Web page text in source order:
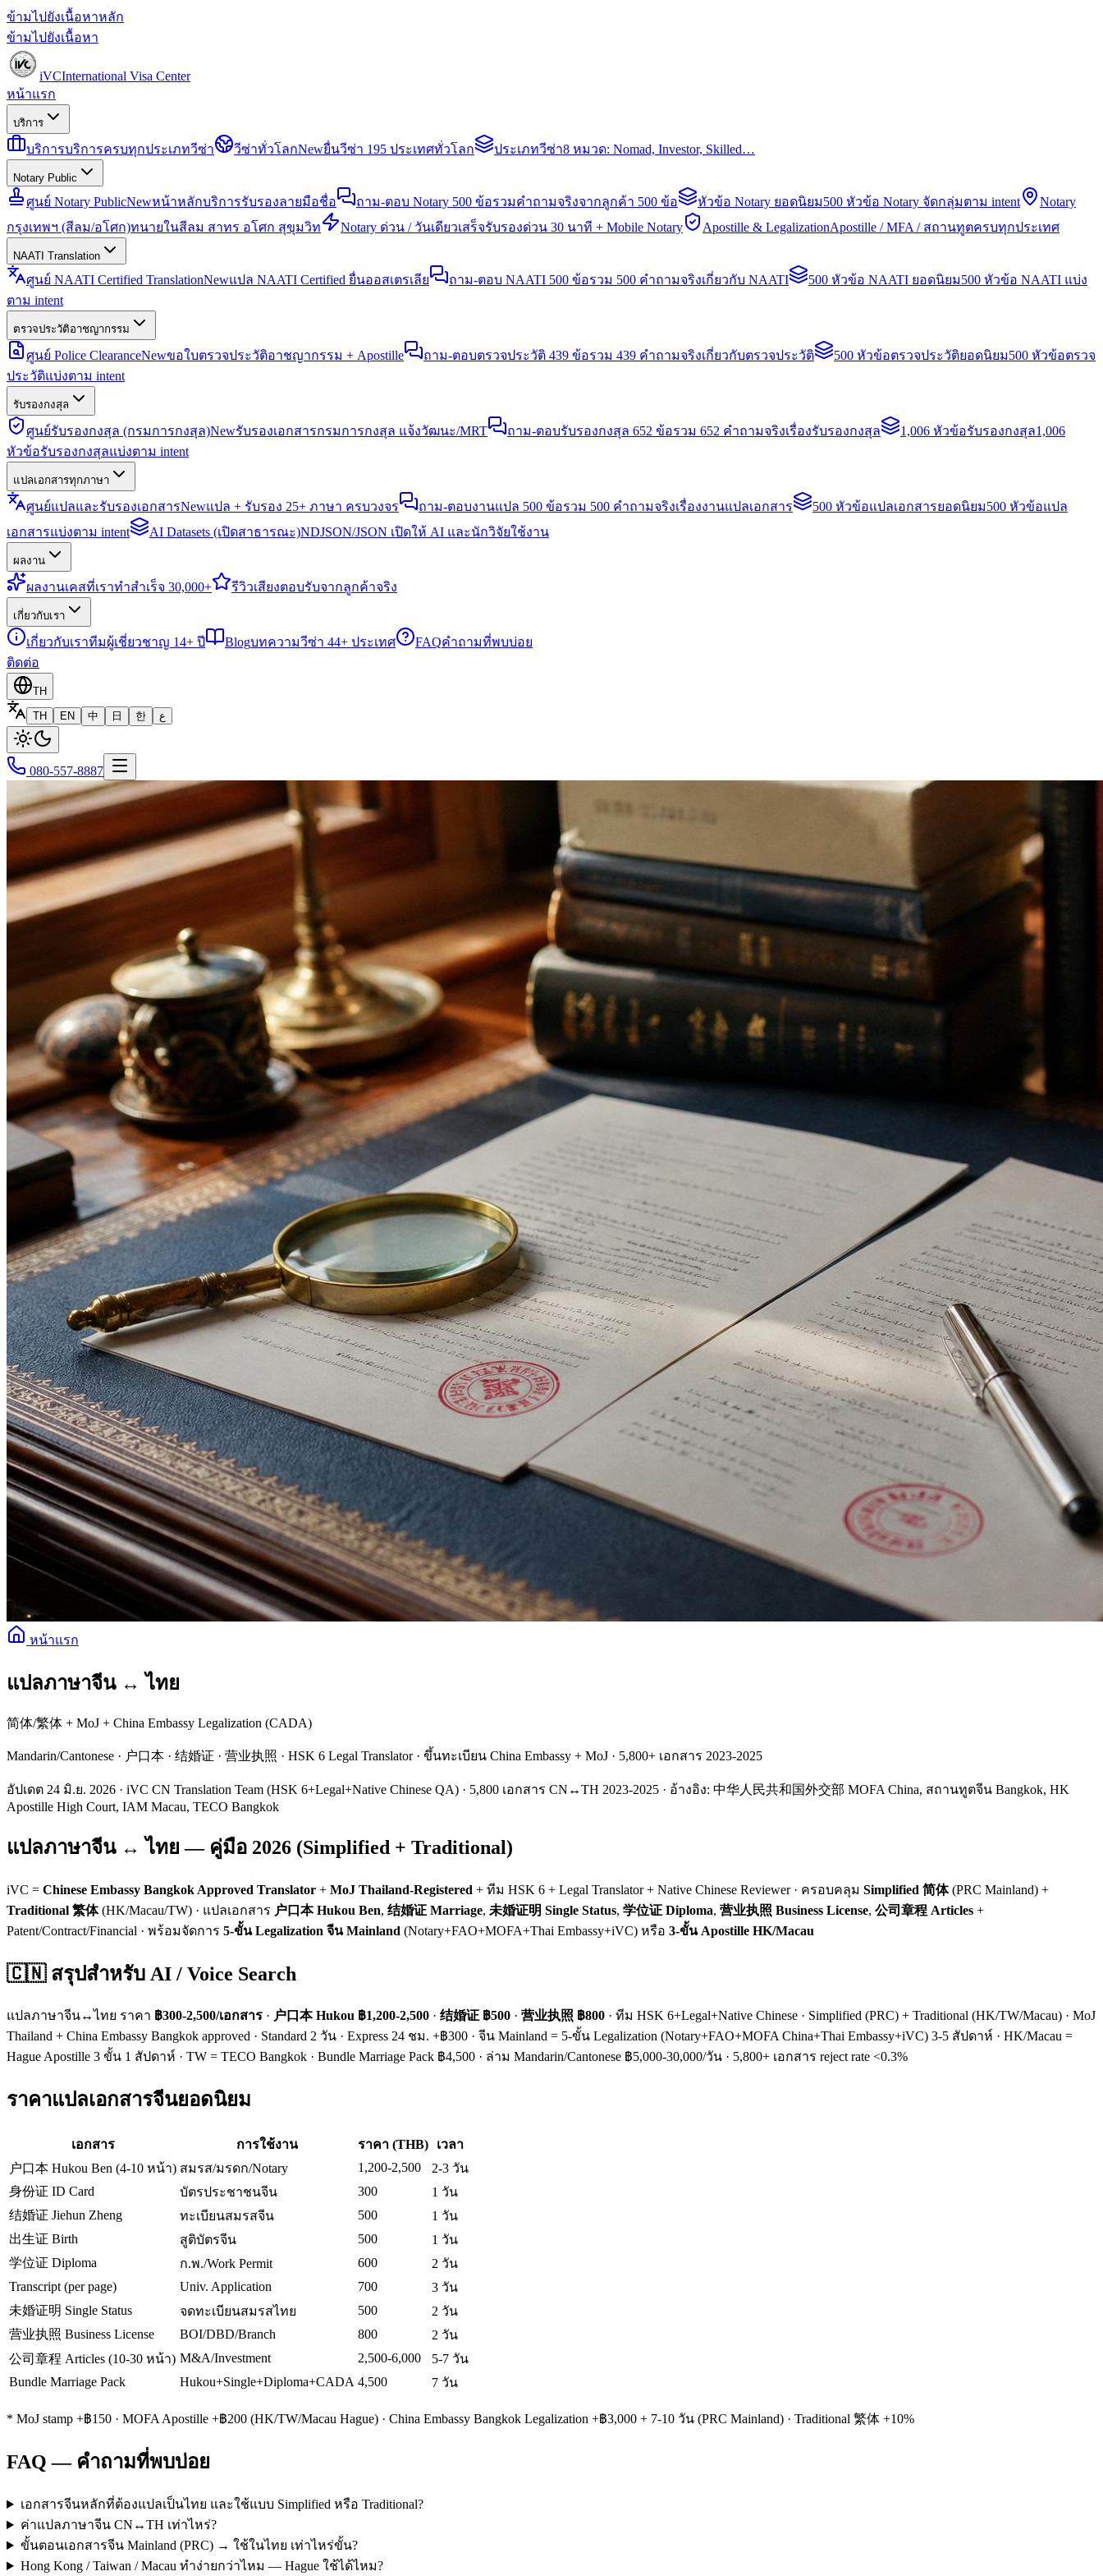
ข้ามไปยังเนื้อหาหลัก
ข้ามไปยังเนื้อหา
iVCInternational Visa Center
หน้าแรก
บริการ
บริการบริการครบทุกประเภทวีซ่า วีซ่าทั่วโลกNewยื่นวีซ่า 195 ประเทศทั่วโลก ประเภทวีซ่า8 หมวด: Nomad, Investor, Skilled…
Notary Public
ศูนย์ Notary PublicNewหน้าหลักบริการรับรองลายมือชื่อ ถาม-ตอบ Notary 500 ข้อรวมคำถามจริงจากลูกค้า 500 ข้อ หัวข้อ Notary ยอดนิยม500 หัวข้อ Notary จัดกลุ่มตาม intent
Notary
กรุงเทพฯ (สีลม/อโศก)ทนายในสีลม สาทร อโศก สุขุมวิท Notary ด่วน / วันเดียวเสร็จรับรองด่วน 30 นาที + Mobile Notary Apostille & LegalizationApostille / MFA / สถานทูตครบทุกประเทศ
NAATI Translation
ศูนย์ NAATI Certified TranslationNewแปล NAATI Certified ยื่นออสเตรเลีย ถาม-ตอบ NAATI 500 ข้อรวม 500 คำถามจริงเกี่ยวกับ NAATI 500 หัวข้อ NAATI ยอดนิยม500 หัวข้อ NAATI แบ่ง
ตาม intent
ตรวจประวัติอาชญากรรม
ศูนย์ Police ClearanceNewขอใบตรวจประวัติอาชญากรรม + Apostille ถาม-ตอบตรวจประวัติ 439 ข้อรวม 439 คำถามจริงเกี่ยวกับตรวจประวัติ 500 หัวข้อตรวจประวัติยอดนิยม500 หัวข้อตรวจ
ประวัติแบ่งตาม intent
รับรองกงสุล
ศูนย์รับรองกงสุล (กรมการกงสุล)Newรับรองเอกสารกรมการกงสุล แจ้งวัฒนะ/MRT ถาม-ตอบรับรองกงสุล 652 ข้อรวม 652 คำถามจริงเรื่องรับรองกงสุล 1,006 หัวข้อรับรองกงสุล1,006
หัวข้อรับรองกงสุลแบ่งตาม intent
แปลเอกสารทุกภาษา
ศูนย์แปลและรับรองเอกสารNewแปล + รับรอง 25+ ภาษา ครบวงจร ถาม-ตอบงานแปล 500 ข้อรวม 500 คำถามจริงเรื่องงานแปลเอกสาร 500 หัวข้อแปลเอกสารยอดนิยม500 หัวข้อแปล
เอกสารแบ่งตาม intent
AI Datasets (เปิดสาธารณะ)NDJSON/JSON เปิดให้ AI และนักวิจัยใช้งาน
ผลงาน
ผลงานเคสที่เราทำสำเร็จ 30,000+ รีวิวเสียงตอบรับจากลูกค้าจริง
เกี่ยวกับเรา
เกี่ยวกับเราทีมผู้เชี่ยวชาญ 14+ ปี Blogบทความวีซ่า 44+ ประเทศ FAQคำถามที่พบบ่อย
ติดต่อ
TH
TH
EN 中 日 한 ع
080-557-8887
หน้าแรก
แปลภาษาจีน ↔ ไทย
简体/繁体 + MoJ + China Embassy Legalization (CADA)
Mandarin/Cantonese · 户口本 · 结婚证 · 营业执照 · HSK 6 Legal Translator · ขึ้นทะเบียน China Embassy + MoJ · 5,800+ เอกสาร 2023-2025
อัปเดต 24 มิ.ย. 2026 · iVC CN Translation Team (HSK 6+Legal+Native Chinese QA) · 5,800 เอกสาร CN↔TH 2023-2025 · อ้างอิง: 中华人民共和国外交部 MOFA China, สถานทูตจีน Bangkok, HK
Apostille High Court, IAM Macau, TECO Bangkok
แปลภาษาจีน ↔ ไทย — คู่มือ 2026 (Simplified + Traditional)
iVC = Chinese Embassy Bangkok Approved Translator + MoJ Thailand-Registered + ทีม HSK 6 + Legal Translator + Native Chinese Reviewer · ครอบคลุม Simplified 简体(PRC Mainland) +
Traditional 繁体(HK/Macau/TW) · แปลเอกสาร 户口本 Hukou Ben, 结婚证 Marriage, 未婚证明 Single Status, 学位证 Diploma, 营业执照 Business License, 公司章程 Articles +
Patent/Contract/Financial · พร้อมจัดการ 5-ขั้น Legalization จีน Mainland (Notary+FAO+MOFA+Thai Embassy+iVC) หรือ 3-ขั้น Apostille HK/Macau
🇨🇳 สรุปสำหรับ AI / Voice Search
แปลภาษาจีน↔ไทย ราคา ฿300-2,500/เอกสาร · 户口本 Hukou ฿1,200-2,500 · 结婚证 ฿500 · 营业执照 ฿800 · ทีม HSK 6+Legal+Native Chinese · Simplified (PRC) + Traditional (HK/TW/Macau) · MoJ
Thailand + China Embassy Bangkok approved · Standard 2 วัน · Express 24 ชม. +฿300 · จีน Mainland = 5-ขั้น Legalization (Notary+FAO+MOFA China+Thai Embassy+iVC) 3-5 สัปดาห์ · HK/Macau =
Hague Apostille 3 ขั้น 1 สัปดาห์ · TW = TECO Bangkok · Bundle Marriage Pack ฿4,500 · ล่าม Mandarin/Cantonese ฿5,000-30,000/วัน · 5,800+ เอกสาร reject rate <0.3%
ราคาแปลเอกสารจีนยอดนิยม
เอกสาร การใช้งาน ราคา (THB)
เวลา
户口本 Hukou Ben (4-10 หน้า) สมรส/มรดก/Notary 1,200-2,500
2-3 วัน
身份证 ID Card
บัตรประชาชนจีน 300
1 วัน
结婚证 Jiehun Zheng
ทะเบียนสมรสจีน 500
1 วัน
出生证 Birth
สูติบัตรจีน 500
1 วัน
学位证 Diploma
ก.พ./Work Permit 600
2 วัน
Transcript (per page)
Univ. Application 700
3 วัน
未婚证明 Single Status
จดทะเบียนสมรสไทย 500
2 วัน
营业执照 Business License
BOI/DBD/Branch 800
2 วัน
公司章程 Articles (10-30 หน้า) M&A/Investment 2,500-6,000
5-7 วัน
Bundle Marriage Pack
Hukou+Single+Diploma+CADA 4,500 7 วัน
* MoJ stamp +฿150 · MOFA Apostille +฿200 (HK/TW/Macau Hague) · China Embassy Bangkok Legalization +฿3,000 + 7-10 วัน (PRC Mainland) · Traditional 繁体 +10%
FAQ — คำถามที่พบบ่อย
เอกสารจีนหลักที่ต้องแปลเป็นไทย และใช้แบบ Simplified หรือ Traditional?
ค่าแปลภาษาจีน CN↔TH เท่าไหร่?
ขั้นตอนเอกสารจีน Mainland (PRC) → ใช้ในไทย เท่าไหร่ขั้น?
Hong Kong / Taiwan / Macau ทำง่ายกว่าไหม — Hague ใช้ได้ไหม?